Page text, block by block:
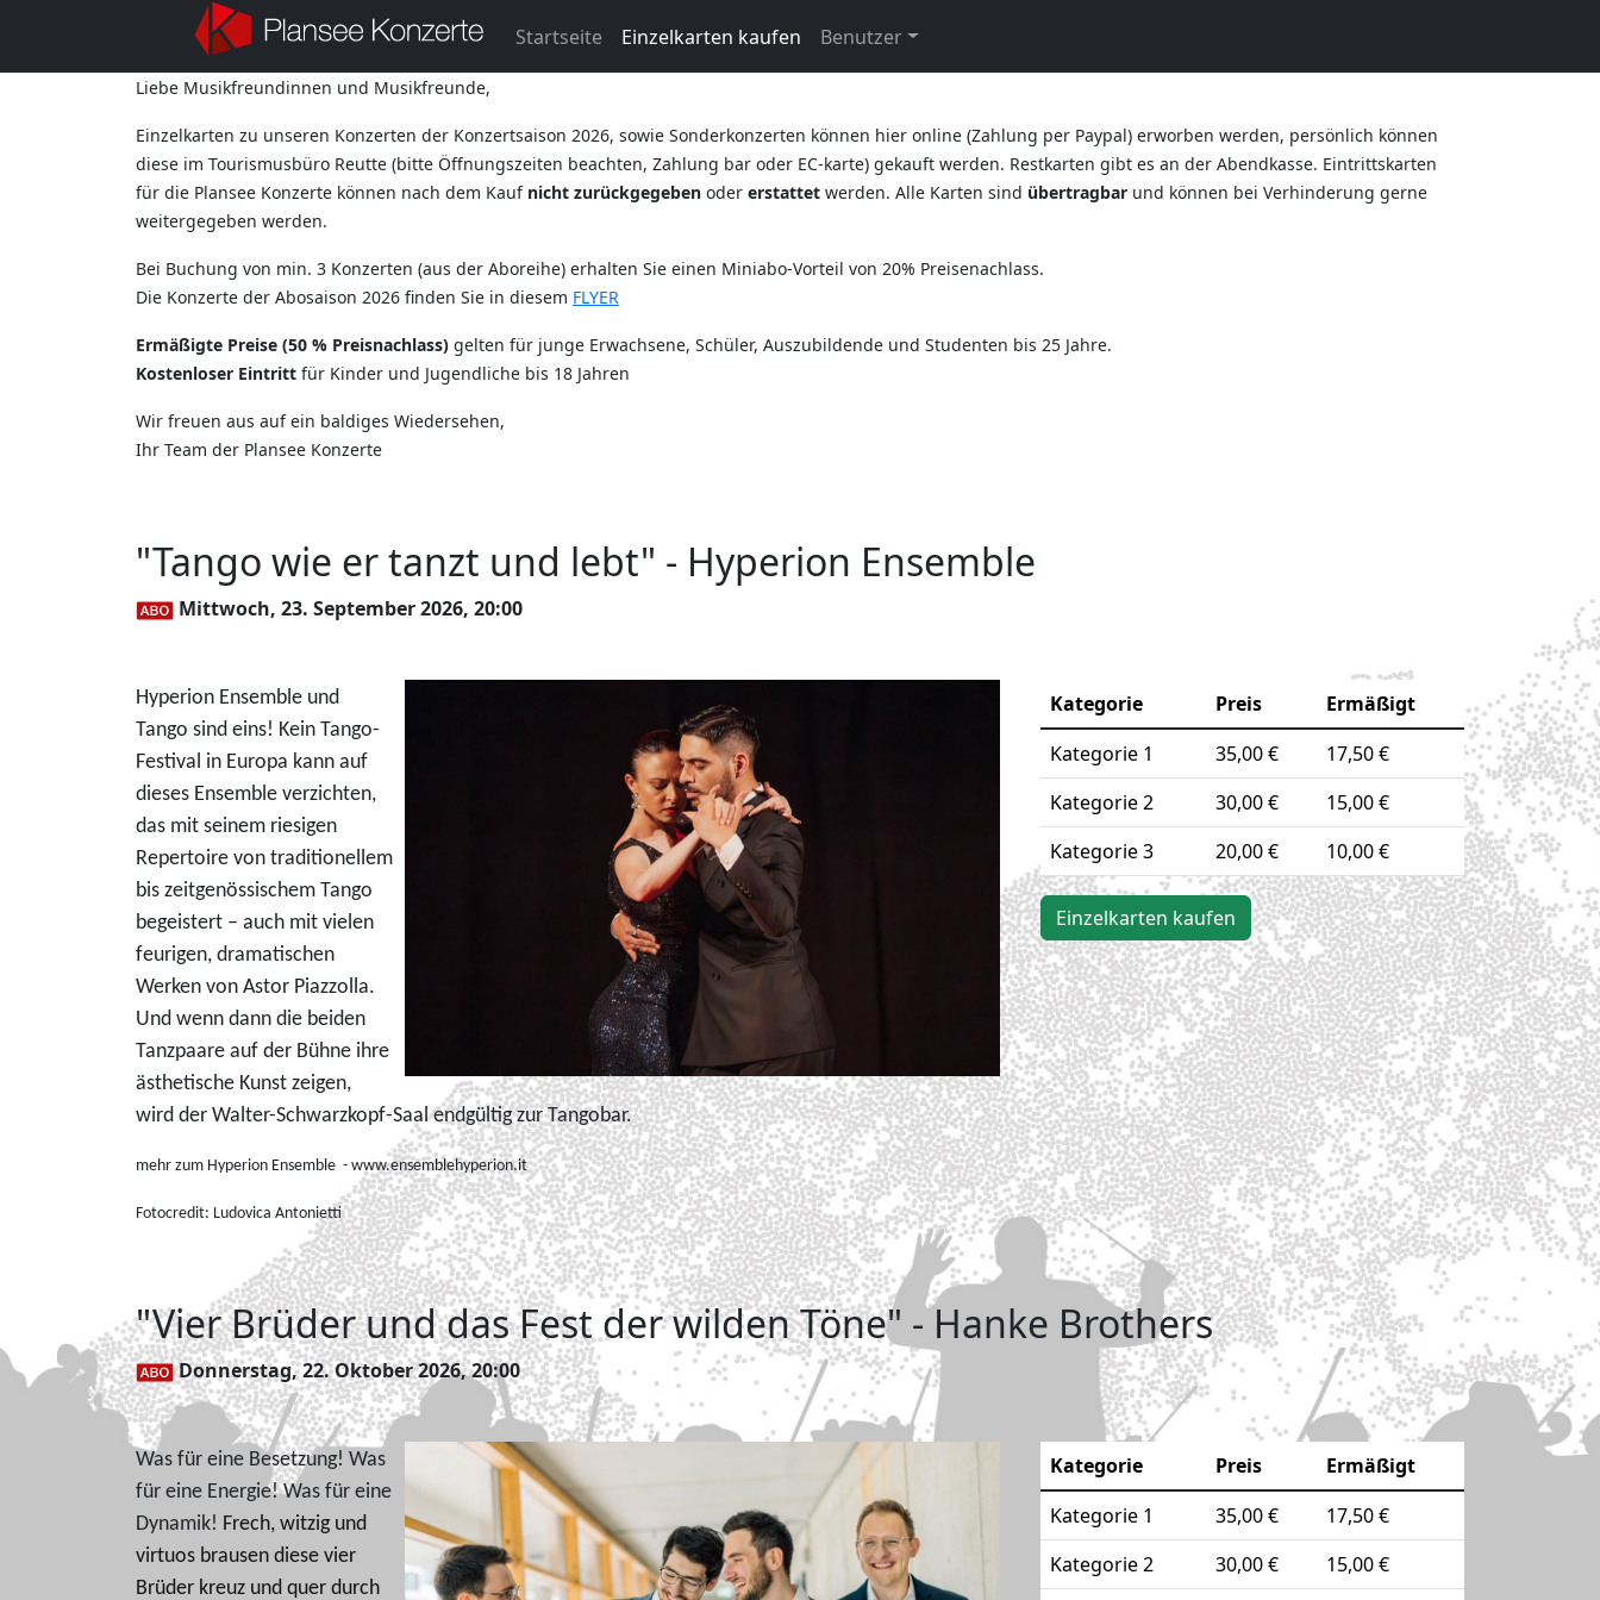
Startseite Einzelkarten kaufen Benutzer
Liebe Musikfreundinnen und Musikfreunde,
Einzelkarten zu unseren Konzerten der Konzertsaison 2026, sowie Sonderkonzerten können hier online (Zahlung per Paypal) erworben werden, persönlich können
diese im Tourismusbüro Reutte (bitte Öffnungszeiten beachten, Zahlung bar oder EC-karte) gekauft werden. Restkarten gibt es an der Abendkasse. Eintrittskarten
für die Plansee Konzerte können nach dem Kauf nicht zurückgegeben oder erstattet werden. Alle Karten sind übertragbar und können bei Verhinderung gerne
weitergegeben werden.
Bei Buchung von min. 3 Konzerten (aus der Aboreihe) erhalten Sie einen Miniabo-Vorteil von 20% Preisenachlass.
Die Konzerte der Abosaison 2026 finden Sie in diesem FLYER
Ermäßigte Preise (50 % Preisnachlass) gelten für junge Erwachsene, Schüler, Auszubildende und Studenten bis 25 Jahre.
Kostenloser Eintritt für Kinder und Jugendliche bis 18 Jahren
Wir freuen aus auf ein baldiges Wiedersehen,
Ihr Team der Plansee Konzerte
"Tango wie er tanzt und lebt" - Hyperion Ensemble
Mittwoch, 23. September 2026, 20:00
Hyperion Ensemble und
Tango sind eins! Kein Tango-
Festival in Europa kann auf
dieses Ensemble verzichten,
das mit seinem riesigen
Repertoire von traditionellem
bis zeitgenössischem Tango
begeistert – auch mit vielen
feurigen, dramatischen
Werken von Astor Piazzolla.
Und wenn dann die beiden
Tanzpaare auf der Bühne ihre
ästhetische Kunst zeigen,
wird der Walter-Schwarzkopf-Saal endgültig zur Tangobar.
mehr zum Hyperion Ensemble - www.ensemblehyperion.it
Fotocredit: Ludovica Antonietti
Kategorie Preis
Ermäßigt
Kategorie 1
35,00 €
17,50 €
Kategorie 2
30,00 €
15,00 €
Kategorie 3
20,00 € 10,00 €
Einzelkarten kaufen
"Vier Brüder und das Fest der wilden Töne" - Hanke Brothers
Donnerstag, 22. Oktober 2026, 20:00
Was für eine Besetzung! Was
für eine Energie! Was für eine
Dynamik! Frech, witzig und
virtuos brausen diese vier
Brüder kreuz und quer durch
Kategorie Preis
Ermäßigt
Kategorie 1
35,00 €
17,50 €
Kategorie 2
30,00 € 15,00 €